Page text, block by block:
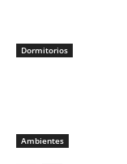
Dormitorios
Ambientes